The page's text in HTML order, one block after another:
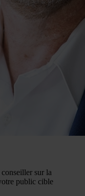
sur la
public cible